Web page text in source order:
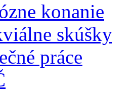
konanie
skúšky
práce